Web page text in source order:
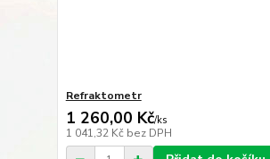
Refraktometr
1 260,00 Kč/ks
1 041,32 Kč bez DPH